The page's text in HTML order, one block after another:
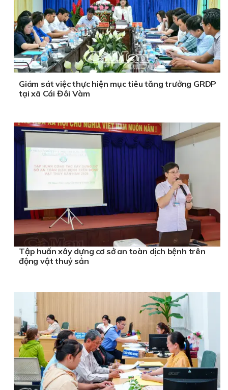
Giám sát việc thực hiện mục tiêu tăng trưởng GRDP
tại xã Cái Đôi Vàm
Tập huấn xây dựng cơ sở an toàn dịch bệnh trên
động vật thuỷ sản